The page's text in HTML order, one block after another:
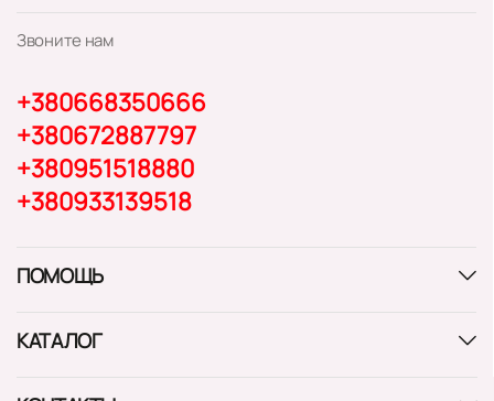
Звоните нам
+380668350666
+380672887797
+380951518880
+380933139518
ПОМОЩЬ
КАТАЛОГ